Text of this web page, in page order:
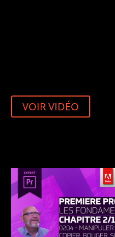
VOIR VIDÉO